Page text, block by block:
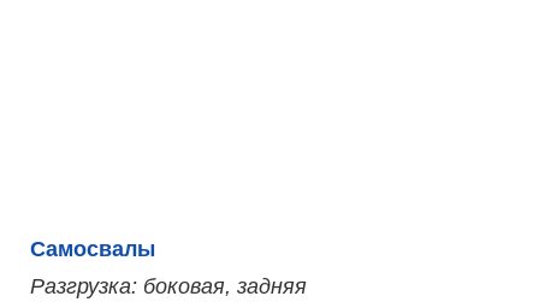
Самосвалы
Разгрузка: боковая, задняя